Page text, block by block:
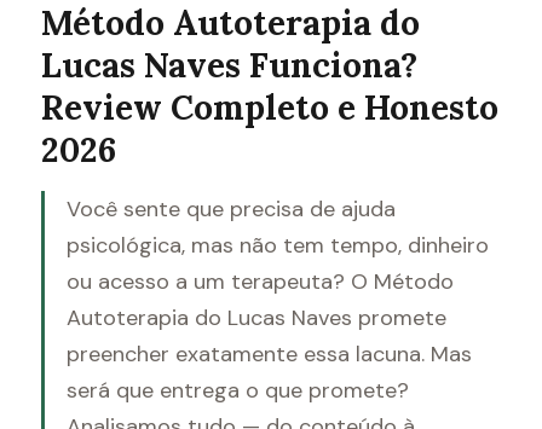
Método Autoterapia do
Lucas Naves Funciona?
Review Completo e Honesto
2026
Você sente que precisa de ajuda
psicológica, mas não tem tempo, dinheiro
ou acesso a um terapeuta? O Método
Autoterapia do Lucas Naves promete
preencher exatamente essa lacuna. Mas
será que entrega o que promete?